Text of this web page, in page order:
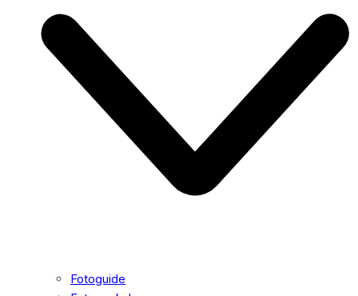
Fotoguide